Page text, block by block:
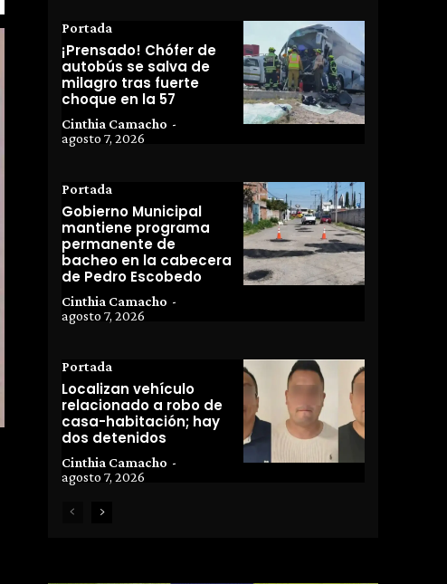
Portada
¡Prensado! Chófer de
autobús se salva de
milagro tras fuerte
choque en la 57
Cinthia Camacho -
agosto 7, 2026
Portada
Gobierno Municipal
mantiene programa
permanente de
bacheo en la cabecera
de Pedro Escobedo
Cinthia Camacho -
agosto 7, 2026
Portada
Localizan vehículo
relacionado a robo de
casa-habitación; hay
dos detenidos
Cinthia Camacho -
agosto 7, 2026